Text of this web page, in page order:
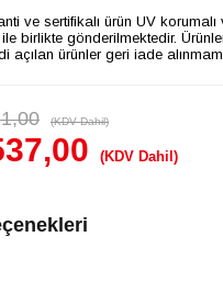
ve sertifikalı ürün UV
birlikte gönderilmektedir.
açılan ürünler geri iade
(KDV Dahil)
(KDV Dahil)